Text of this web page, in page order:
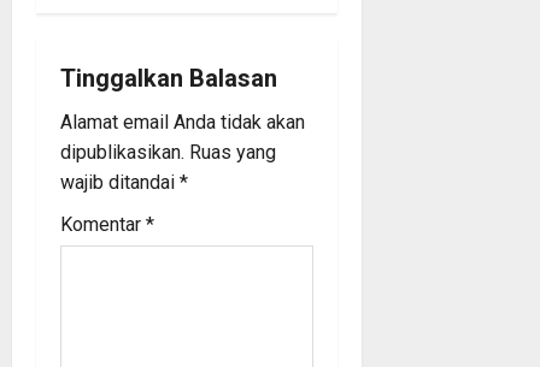
g
a
t
i
Tinggalkan Balasan
Alamat email Anda tidak akan
dipublikasikan. Ruas yang
wajib ditandai *
Komentar *